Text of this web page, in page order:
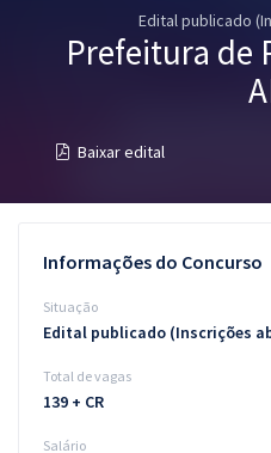
Questões grátis
Conteúdo gratuito
Aprovados
Edital publicado
Prefeitura de
Baixar edital
Informações do Concurso
Situação
Edital publicado (Inscrições
Total de vagas
139 + CR
Salário